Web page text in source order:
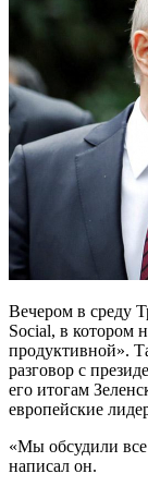
Вечером в среду
Social, в котором
продуктивной».
разговор с
его итогам
европейские
«Мы обсудили
написал он.